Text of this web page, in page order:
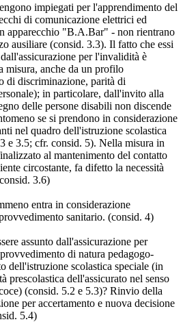
impiegati per l'apprendimento del
di comunicazione elettrici ed
apparecchio "B.A.Bar" - non rientrano
ausiliare (consid. 3.3). Il fatto che essi
per l'invalidità è
misura, anche da un profilo
di discriminazione, parità di
in particolare, dall'invito alla
delle persone disabili non discende
se si prendono in considerazione
nel quadro dell'istruzione scolastica
e 3.5; cfr. consid. 5). Nella misura in
al mantenimento del contatto
circostante, fa difetto la necessità
3.6)
entra in considerazione
sanitario. (consid. 4)
assunto dall'assicurazione per
di natura pedagogo-
dell'istruzione scolastica speciale (in
prescolastica dell'assicurato nel senso
(consid. 5.2 e 5.3)? Rinvio della
per accertamento e nuova decisione
5.4)